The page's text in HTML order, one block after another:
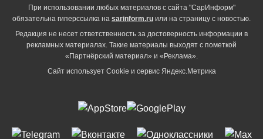
При использовании любых материалов с сайта "СарИнформ"
обязательна гиперссылка на sarinform.ru или на страницу с новостью.
Редакция не несет ответственность за достоверность информации в
рекламных материалах. Такие материалы выходят с пометкой
«Партнёрский материал» и «Реклама».
Сайт использует Cookie и сервиc Яндекс.Метрика